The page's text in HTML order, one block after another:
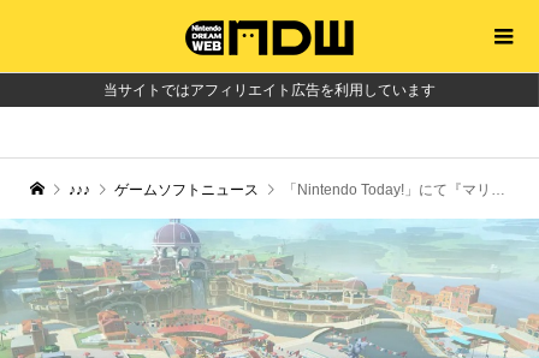
当サイトではアフィリエイト広告を利用しています
♪♪♪ ゲームソフトニュース 「Nintendo Today!」にて『マリオカート ワールド』の新コース「ソルティータウン」が公開